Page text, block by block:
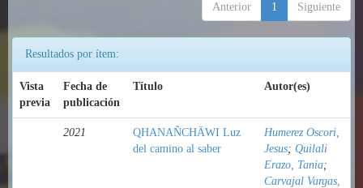
Anterior 1 Siguiente
Resultados por ítem:
Vista
previa
Fecha de
publicación
Título Autor(es)
2021
QHANAÑCHÄWI Luz
del camino al saber
Humerez Oscori,
Jesus; Quilali
Erazo, Tania;
Carvajal Vargas,